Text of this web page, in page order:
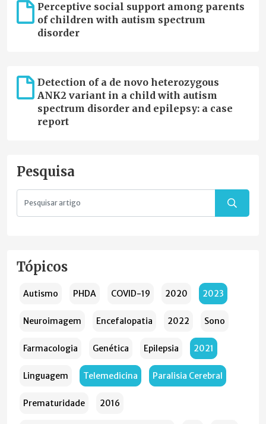
Perceptive social support among parents
of children with autism spectrum
disorder
Detection of a de novo heterozygous
ANK2 variant in a child with autism
spectrum disorder and epilepsy: a case
report
Pesquisa
Tópicos
Autismo PHDA COVID-19 2020 2023
Neuroimagem Encefalopatia 2022 Sono
Farmacologia Genética Epilepsia 2021
Linguagem Telemedicina Paralisia Cerebral
Prematuridade 2016